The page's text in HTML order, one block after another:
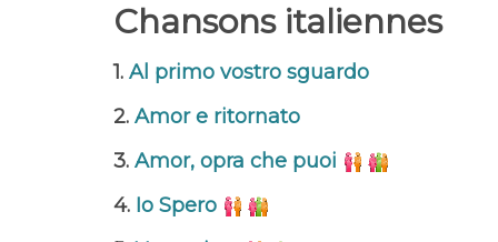
Chansons italiennes
1. Al primo vostro sguardo
2. Amor e ritornato
3. Amor, opra che puoi
4. Io Spero